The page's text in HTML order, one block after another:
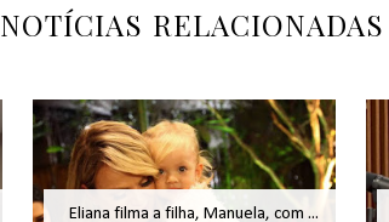
NOTÍCIAS RELACIONADAS
Eliana filma a filha, Manuela, com ...